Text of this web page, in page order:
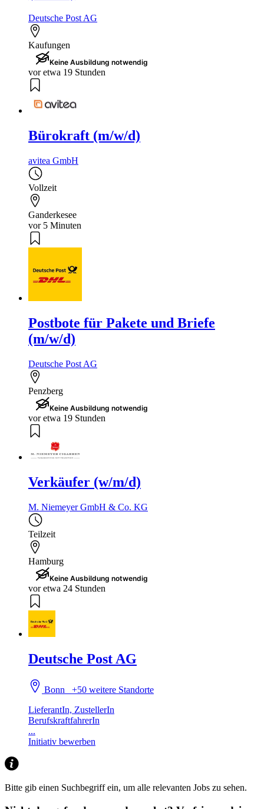
Deutsche Post AG
Kaufungen
Keine Ausbildung notwendig
vor etwa 19 Stunden
Bürokraft (m/w/d)
avitea GmbH
Vollzeit
Ganderkesee
vor 5 Minuten
Postbote für Pakete und Briefe
(m/w/d)
Deutsche Post AG
Penzberg
Keine Ausbildung notwendig
vor etwa 19 Stunden
Verkäufer (w/m/d)
M. Niemeyer GmbH & Co. KG
Teilzeit
Hamburg
Keine Ausbildung notwendig
vor etwa 24 Stunden
Deutsche Post AG
Bonn+50 weitere Standorte
LieferantIn, ZustellerIn
BerufskraftfahrerIn
...
Initiativ bewerben
Bitte gib einen Suchbegriff ein, um alle relevanten Jobs zu sehen.